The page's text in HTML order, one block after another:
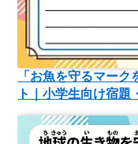
「お魚を守るマー
ト｜小学生向け宿題